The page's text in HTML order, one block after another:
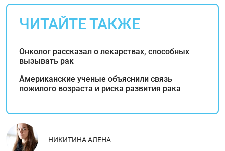
ЧИТАЙТЕ ТАКЖЕ
Онколог рассказал о лекарствах, способных
вызывать рак
Американские ученые объяснили связь
пожилого возраста и риска развития рака
НИКИТИНА АЛЕНА